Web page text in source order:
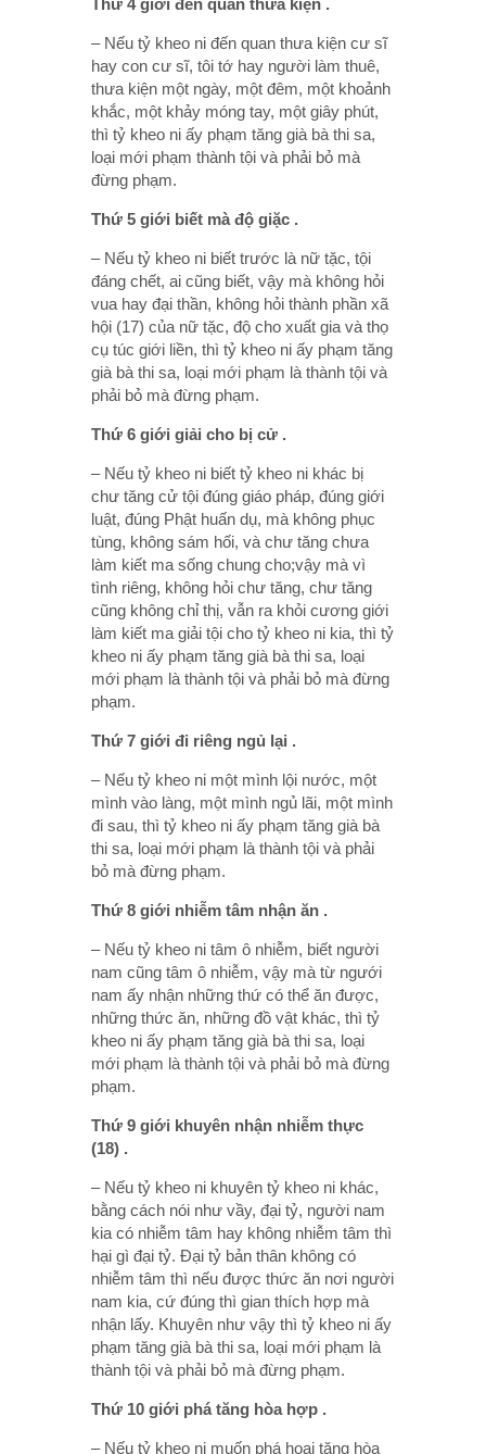
– Nếu tỷ kheo ni đến quan thưa kiện cư sĩ
hay con cư sĩ, tôi tớ hay người làm thuê,
thưa kiện một ngày, một đêm, một khoảnh
khắc, một khảy móng tay, một giây phút,
thì tỷ kheo ni ấy phạm tăng già bà thi sa,
loại mới phạm thành tội và phải bỏ mà
đừng phạm.
Thứ 5 giới biết mà độ giặc .
– Nếu tỷ kheo ni biết trước là nữ tặc, tội
đáng chết, ai cũng biết, vậy mà không hỏi
vua hay đại thần, không hỏi thành phần xã
hội (17) của nữ tặc, độ cho xuất gia và thọ
cụ túc giới liền, thì tỷ kheo ni ấy phạm tăng
già bà thi sa, loại mới phạm là thành tội và
phải bỏ mà đừng phạm.
Thứ 6 giới giải cho bị cử .
– Nếu tỷ kheo ni biết tỷ kheo ni khác bị
chư tăng cử tội đúng giáo pháp, đúng giới
luật, đúng Phật huấn dụ, mà không phục
tùng, không sám hối, và chư tăng chưa
làm kiết ma sống chung cho;vậy mà vì
tình riêng, không hỏi chư tăng, chư tăng
cũng không chỉ thị, vẫn ra khỏi cương giới
làm kiết ma giải tội cho tỷ kheo ni kia, thì tỷ
kheo ni ấy phạm tăng già bà thi sa, loại
mới phạm là thành tội và phải bỏ mà đừng
phạm.
Thứ 7 giới đi riêng ngủ lại .
– Nếu tỷ kheo ni một mình lội nước, một
mình vào làng, một mình ngủ lãi, một mình
đi sau, thì tỷ kheo ni ấy phạm tăng già bà
thi sa, loại mới phạm là thành tội và phải
bỏ mà đừng phạm.
Thứ 8 giới nhiễm tâm nhận ăn .
– Nếu tỷ kheo ni tâm ô nhiễm, biết người
nam cũng tâm ô nhiễm, vậy mà từ ngưới
nam ấy nhận những thứ có thể ăn được,
những thức ăn, những đồ vật khác, thì tỷ
kheo ni ấy phạm tăng già bà thi sa, loại
mới phạm là thành tội và phải bỏ mà đừng
phạm.
Thứ 9 giới khuyên nhận nhiễm thực
(18) .
– Nếu tỷ kheo ni khuyên tỷ kheo ni khác,
bằng cách nói như vầy, đại tỷ, người nam
kia có nhiễm tâm hay không nhiễm tâm thì
hại gì đại tỷ. Đại tỷ bản thân không có
nhiễm tâm thì nếu được thức ăn nơi người
nam kia, cứ đúng thì gian thích hợp mà
nhận lấy. Khuyên như vậy thì tỷ kheo ni ấy
phạm tăng già bà thi sa, loại mới phạm là
thành tội và phải bỏ mà đừng phạm.
Thứ 10 giới phá tăng hòa hợp .
– Nếu tỷ kheo ni muốn phá hoại tăng hòa